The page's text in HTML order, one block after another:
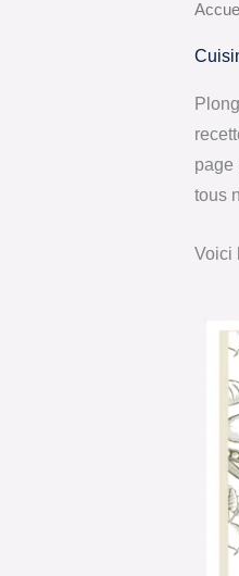
page
tous
Voici